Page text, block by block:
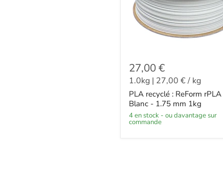
27,00 €
1.0kg | 27,00 €/ kg
PLA recyclé : ReForm rPLA
Blanc - 1.75 mm 1kg
4 en stock - ou davantage sur
commande